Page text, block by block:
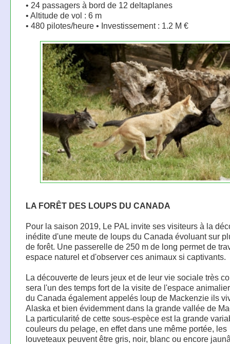
• 24 passagers à bord de 12 deltaplanes
• Altitude de vol : 6 m
• 480 pilotes/heure • Investissement : 1.2 M €
LA FORÊT DES LOUPS DU CANADA
Pour la saison 2019, Le PAL invite ses visiteurs à la
inédite d'une meute de loups du Canada évoluant sur
de forêt. Une passerelle de 250 m de long permet de
espace naturel et d'observer ces animaux si captivants.
La découverte de leurs jeux et de leur vie sociale très
sera l'un des temps fort de la visite de l'espace
du Canada également appelés loup de Mackenzie ils
Alaska et bien évidemment dans la grande vallée de
La particularité de cette sous-espèce est la grande
couleurs du pelage, en effet dans une même portée, les
louveteaux peuvent être gris, noir, blanc ou encore